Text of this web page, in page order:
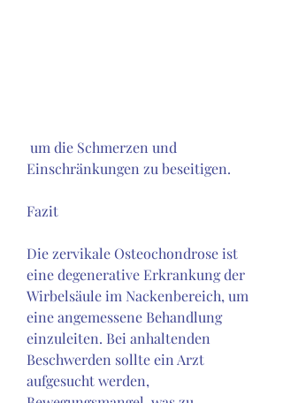
Einschränkungen zu beseitigen.
Fazit
Die zervikale Osteochondrose ist
eine degenerative Erkrankung der
Wirbelsäule im Nackenbereich, um
eine angemessene Behandlung
einzuleiten. Bei anhaltenden
Beschwerden sollte ein Arzt
aufgesucht werden,